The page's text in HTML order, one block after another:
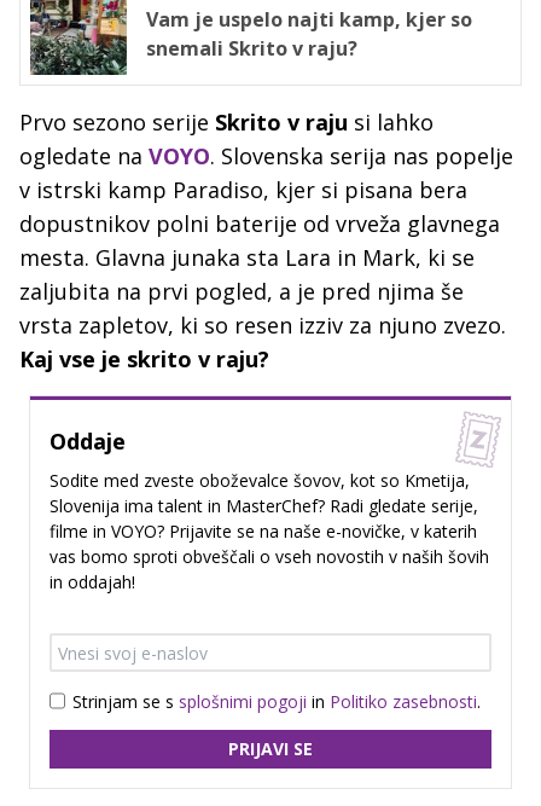
Vam je uspelo najti kamp, kjer so
snemali Skrito v raju?
Prvo sezono serije Skrito v raju si lahko
ogledate na VOYO. Slovenska serija nas popelje
v istrski kamp Paradiso, kjer si pisana bera
dopustnikov polni baterije od vrveža glavnega
mesta. Glavna junaka sta Lara in Mark, ki se
zaljubita na prvi pogled, a je pred njima še
vrsta zapletov, ki so resen izziv za njuno zvezo.
Kaj vse je skrito v raju?
Oddaje
Sodite med zveste oboževalce šovov, kot so Kmetija,
Slovenija ima talent in MasterChef? Radi gledate serije,
filme in VOYO? Prijavite se na naše e-novičke, v katerih
vas bomo sproti obveščali o vseh novostih v naših šovih
in oddajah!
Strinjam se s splošnimi pogoji in Politiko zasebnosti.
PRIJAVI SE